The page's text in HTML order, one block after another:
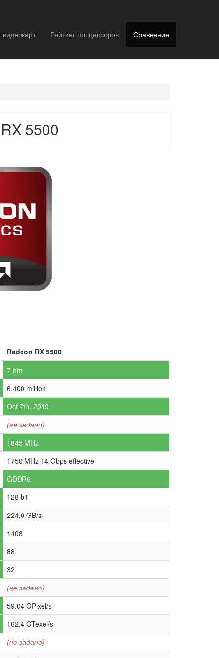
видеокарт Рейтинг процессоров Сравнение
5500
Radeon RX 5500
7 nm
6,400 million
Oct 7th, 2019
(не задано)
1845 MHz
1750 MHz 14 Gbps effective
GDDR6
128 bit
224.0 GB/s
1408
88
32
(не задано)
59.04 GPixel/s
162.4 GTexel/s
(не задано)